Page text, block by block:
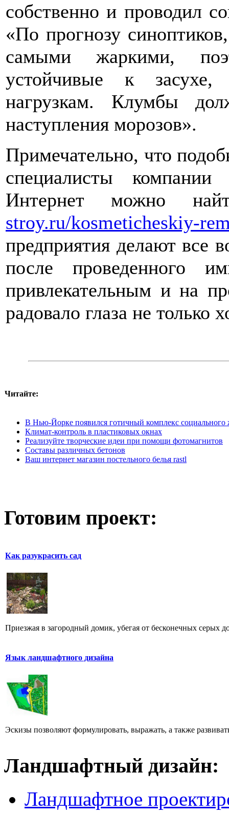
собственно и проводил
«По прогнозу
самыми жаркими,
устойчивые к засухе,
нагрузкам. Клумбы
наступления морозов».
Примечательно, что
специалисты
Интернет можно
stroy.ru/kosmeticheskiy-
предприятия делают все
после проведенного
привлекательным и на
радовало глаза не только
Читайте:
В Нью-Йорке появился готичный комплекс социального
Климат-контроль в пластиковых окнах
Реализуйте творческие идеи при помощи фотомагнитов
Составы различных бетонов
Ваш интернет магазин постельного белья rastl
Готовим проект:
Как разукрасить сад
Приезжая в загородный домик, убегая от бесконечных серых
Язык ландшафтного дизайна
Эскизы позволяют формулировать, выражать, а также
Ландшафтный дизайн:
Ландшафтное